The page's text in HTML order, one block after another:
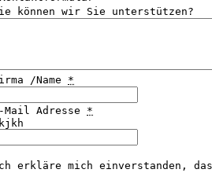
können wir Sie unterstützen?
/Name *
Mail Adresse *
erkläre mich einverstanden,